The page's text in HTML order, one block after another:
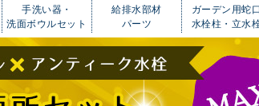
手洗い器・
洗面ボウルセット
給排水部材
パーツ
ガーデン用蛇口
水栓柱・立水